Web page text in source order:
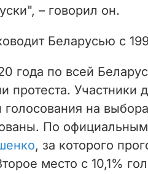
– говорил он.
Беларусью с
года по всей
протеста. Участники
голосования на
По
, за которого
место с 10,1%